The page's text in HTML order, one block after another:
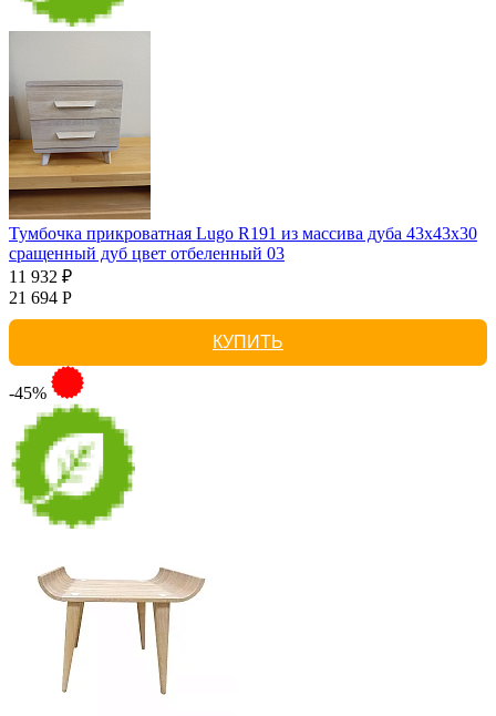
Тумбочка прикроватная Lugo R191 из массива дуба 43х43х30
сращенный дуб цвет отбеленный 03
11 932 ₽
21 694 Р
КУПИТЬ
-45%